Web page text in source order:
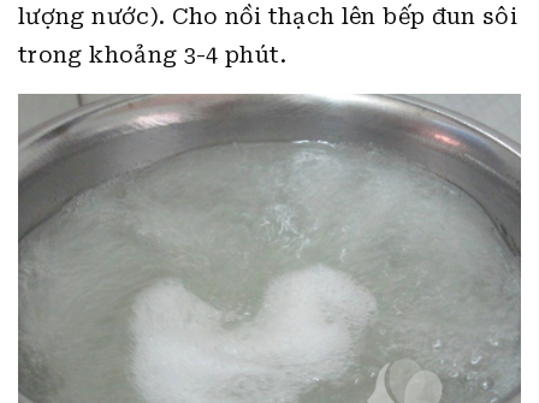
lượng nước). Cho nồi thạch lên bếp đun sôi
trong khoảng 3-4 phút.